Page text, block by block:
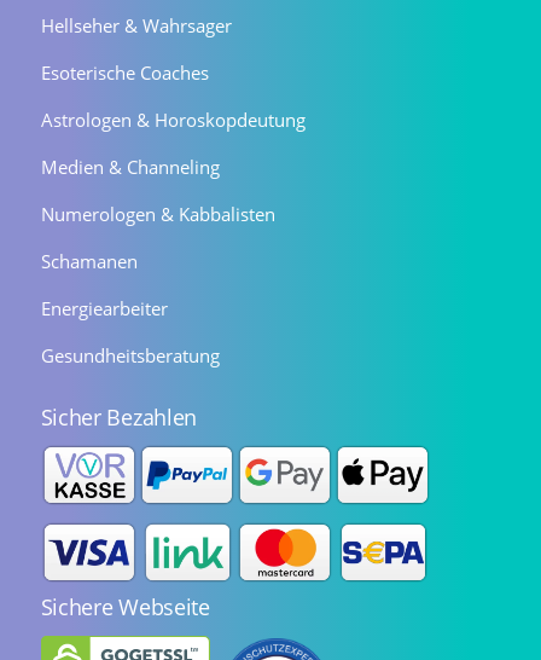
Hellseher & Wahrsager
Esoterische Coaches
Astrologen & Horoskopdeutung
Medien & Channeling
Numerologen & Kabbalisten
Schamanen
Energiearbeiter
Gesundheitsberatung
Sicher Bezahlen
Sichere Webseite